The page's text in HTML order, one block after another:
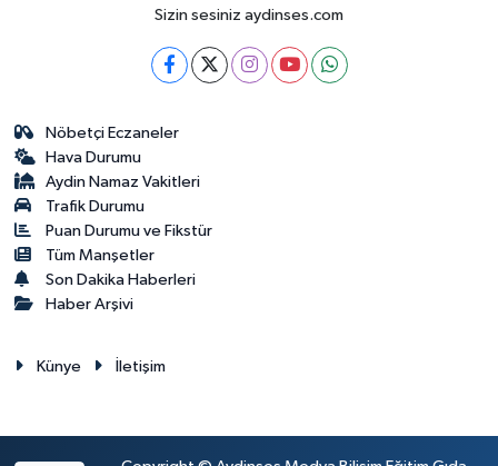
Sizin sesiniz aydinses.com
Nöbetçi Eczaneler
Hava Durumu
Aydin Namaz Vakitleri
Trafik Durumu
Puan Durumu ve Fikstür
Tüm Manşetler
Son Dakika Haberleri
Haber Arşivi
Künye İletişim